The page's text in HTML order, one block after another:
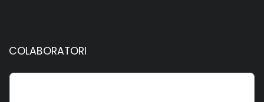
COLABORATORI